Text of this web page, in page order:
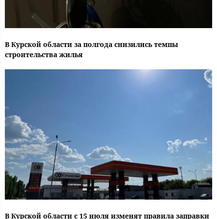
В Курской области за полгода снизились темпы
строительства жилья
В Курской области с 15 июля изменят правила заправки